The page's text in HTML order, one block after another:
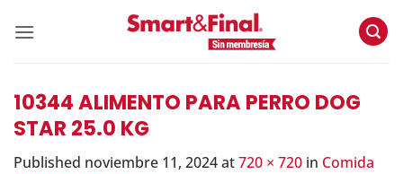
10344 ALIMENTO PARA PERRO DOG
STAR 25.0 KG
Published noviembre 11, 2024at720 × 720 in Comida